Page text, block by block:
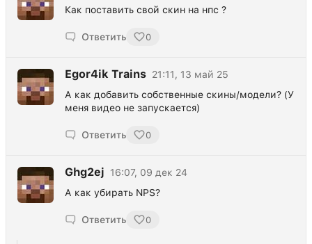
Как поставить свой скин на нпс ?
Ответить 0
Egor4ik Trains 21:11, 13 май 25
А как добавить собственные скины/модели? (У
меня видео не запускается)
Ответить 0
Ghg2ej
16:07, 09 дек 24
А как убирать NPS?
Ответить 0